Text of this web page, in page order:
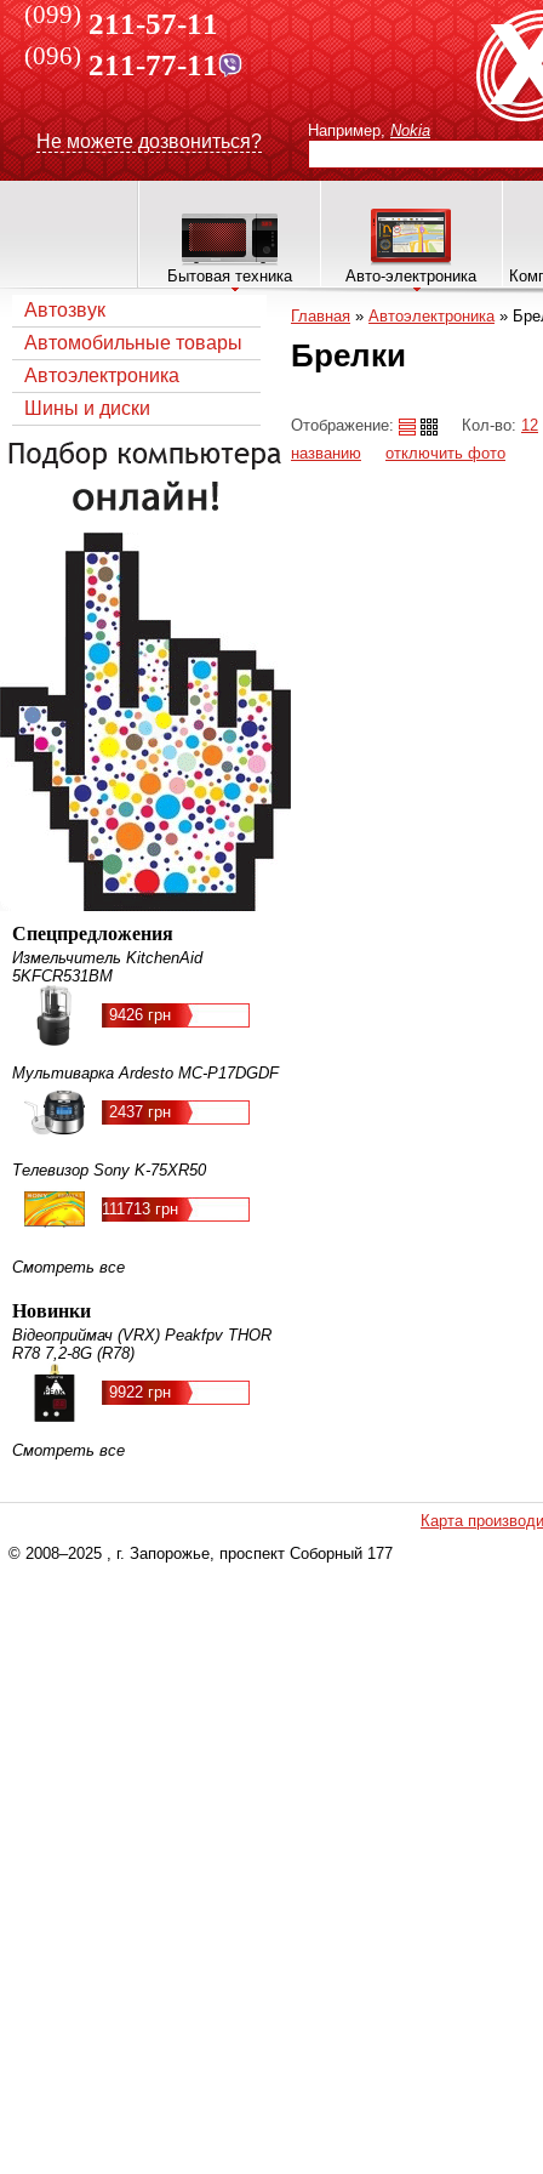
(099) 211-57-11
(096)211-77-11
Не можете дозвониться?
Например, Nokia
Бытовая техника Авто-электроника
Автозвук
Автомобильные товары
Автоэлектроника
Шины и диски
Спецпредложения
Измельчитель KitchenAid
5KFCR531BM
9426 грн
Мультиварка Ardesto MC-P17DGDF
2437 грн
Телевизор Sony K-75XR50
111713 грн
Смотреть все
Новинки
Відеоприймач (VRX) Peakfpv THOR
R78 7,2-8G (R78)
9922 грн
Смотреть все
Главная » Автоэлектроника»
Брелки
Отображение: Кол-во: 12
названию
отключить фото
Карта
© 2008–2025 , г. Запорожье, проспект Соборный 177